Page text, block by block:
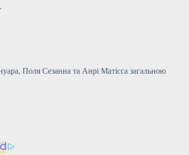
Поля Сезанна та Анрі Матісса загальною